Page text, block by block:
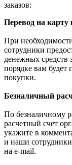
заказов:
Перевод на карту
При
сотрудники
денежных средств
порядке вам будет
покупки.
Безналичный
По безналичному
расчетный счет
укажите в
и наши
на e-mail.